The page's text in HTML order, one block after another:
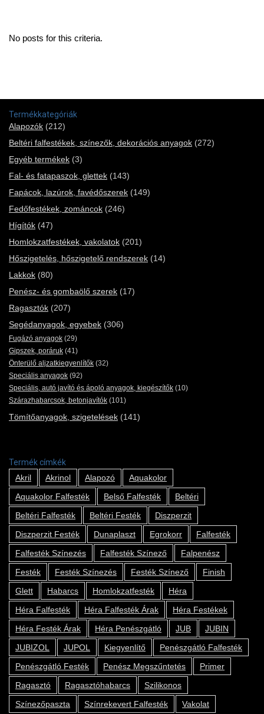
No posts for this criteria.
Termékkategóriák
Alapozók (212)
Beltéri falfestékek, színezők, dekorációs anyagok (272)
Egyéb termékek (3)
Fal- és fatapaszok, glettek (143)
Fapácok, lazúrok, favédőszerek (149)
Fedőfestékek, zománcok (246)
Hígítók (47)
Homlokzatfestékek, vakolatok (201)
Hőszigetelés, hőszigetelő rendszerek (14)
Lakkok (80)
Penész- és gombaölő szerek (17)
Ragasztók (207)
Segédanyagok, egyebek (306)
Fugázó anyagok (29)
Gipszek, poráruk (41)
Önterülő aljzatkiegyenlítők (32)
Speciális anyagok (92)
Speciális, autó javító és ápoló anyagok, kiegészítők (10)
Szárazhabarcsok, betonjavítók (101)
Tömítőanyagok, szigetelések (141)
Termék címkék
Akril
Akrinol Alapozó
Aquakolor
Aquakolor Falfesték
Belső Falfesték
Beltéri
Beltéri Falfesték
Beltéri Festék
Diszperzit
Diszperzit Festék
Dunaplaszt Egrokorr
Falfesték
Falfesték Színezés
Falfesték Színező
Falpenész
Festék
Festék Színezés Festék Színező
Finish
Glett
Habarcs Homlokzatfesték
Héra
Héra Falfesték
Héra Falfesték Árak
Héra Festékek
Héra Festék Árak
Héra Penészgátló JUB
JUBIN
JUBIZOL
JUPOL Kiegyenlítő
Penészgátló Falfesték
Penészgátló Festék
Penész Megszűntetés
Primer
Ragasztó
Ragasztóhabarcs
Szilikonos
Színezőpaszta
Színrekevert Falfesték Vakolat